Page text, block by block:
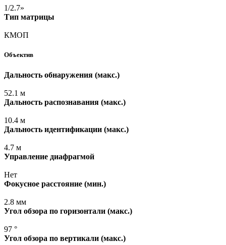
1/2.7»
Тип матрицы
КМОП
Объектив
Дальность обнаружения (макс.)
52.1 м
Дальность распознавания (макс.)
10.4 м
Дальность идентификации (макс.)
4.7 м
Управление диафрагмой
Нет
Фокусное расстояние (мин.)
2.8 мм
Угол обзора по горизонтали (макс.)
97 °
Угол обзора по вертикали (макс.)